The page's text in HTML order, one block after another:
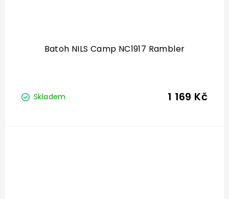
Batoh NILS Camp NC1917 Rambler
Skladem 1 169 Kč